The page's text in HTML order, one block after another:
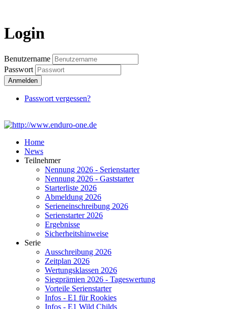
Login
Benutzername
Passwort
Anmelden
Passwort vergessen?
Home
News
Teilnehmer
Nennung 2026 - Serienstarter
Nennung 2026 - Gaststarter
Starterliste 2026
Abmeldung 2026
Serieneinschreibung 2026
Serienstarter 2026
Ergebnisse
Sicherheitshinweise
Serie
Ausschreibung 2026
Zeitplan 2026
Wertungsklassen 2026
Siegprämien 2026 - Tageswertung
Vorteile Serienstarter
Infos - E1 für Rookies
Infos - E1 Wild Childs